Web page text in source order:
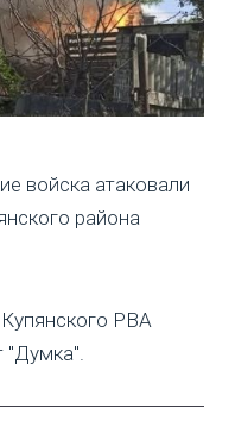
войска атаковали
района
РВА
"Думка".